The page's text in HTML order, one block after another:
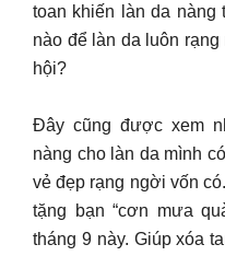
toan khiến làn da nàng
nào để làn da luôn
hội?
Đây cũng được xem
nàng cho làn da mình
vẻ đẹp rạng ngời vốn
tặng bạn “cơn mưa
tháng 9 này. Giúp xóa